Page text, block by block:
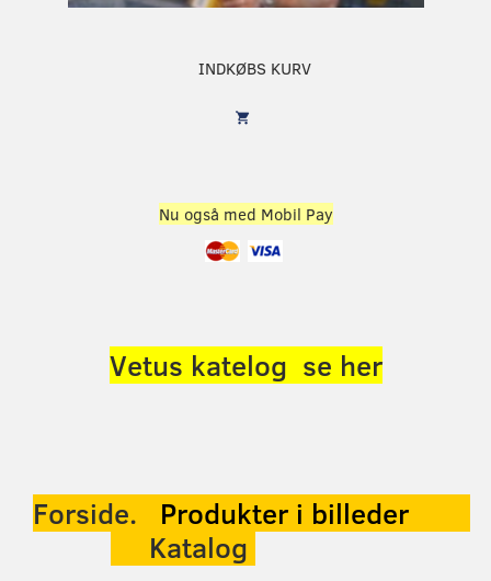
INDKØBS KURV
Nu også med Mobil Pay
Vetus katelog se her
Forside. Produkter i billeder
Katalog